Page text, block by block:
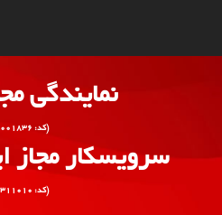
نمایندگی
(کد: ۵۰۰۱۸۳۶)
سرویسکار مجاز
(کد: ۹۳۱۱۰۱۰)